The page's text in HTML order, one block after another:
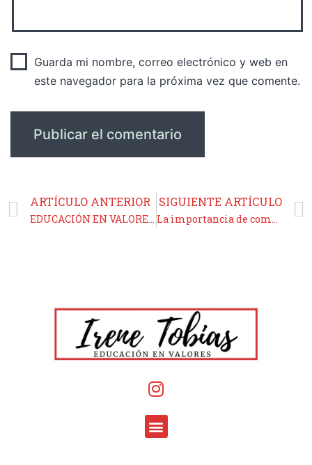
Guarda mi nombre, correo electrónico y web en
este navegador para la próxima vez que comente.
ARTÍCULO ANTERIOR
EDUCACIÓN EN VALORES: TIPS para enseñar obediencia, sinceridad y orden a nuestros hijos antes de los 7 años.
SIGUIENTE ARTÍCULO
La importancia de compartir VALORES HUMANOS como pareja.